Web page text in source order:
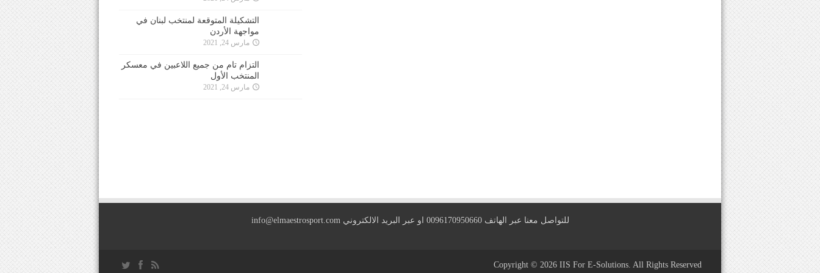
التشكيلة المتوقعة لمنتخب لبنان في
مواجهة الأردن
مارس 24, 2021
التزام تام من جميع اللاعبين في معسكر
المنتخب الأول
مارس 24, 2021
للتواصل معنا عبر الهاتف 0096170950660 او عبر البريد الالكتروني info@elmaestrosport.com
Copyright © 2026 IIS For E-Solutions. All Rights Reserved